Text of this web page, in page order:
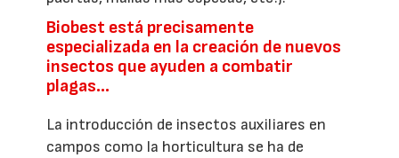
Biobest está precisamente
especializada en la creación de nuevos
insectos que ayuden a combatir
plagas...
La introducción de insectos auxiliares en
campos como la horticultura se ha de